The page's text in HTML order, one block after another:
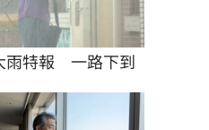
特報　一路下到